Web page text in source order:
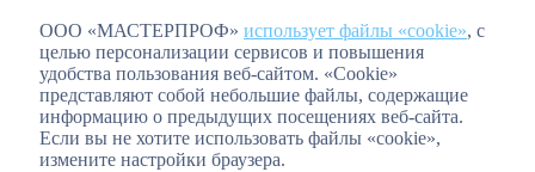
ООО «МАСТЕРПРОФ» использует файлы «cookie», с
целью персонализации сервисов и повышения
удобства пользования веб-сайтом. «Cookie»
представляют собой небольшие файлы, содержащие
информацию о предыдущих посещениях веб-сайта.
Если вы не хотите использовать файлы «cookie»,
измените настройки браузера.